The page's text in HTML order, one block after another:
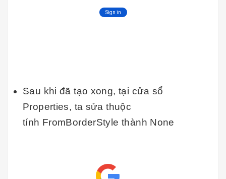
Sau khi đã tạo xong, tại cửa sổ
Properties, ta sửa thuộc
tính FromBorderStyle thành None